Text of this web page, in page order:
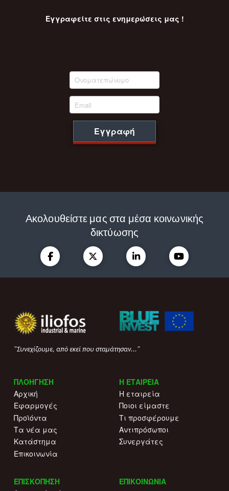
Εγγραφείτε στις ενημερώσεις μας !
Εγγραφή
Ακολουθείστε μας στα μέσα κοινωνικής
δικτύωσης
"Συνεχίζουμε, από εκεί που σταμάτησαν..."
ΠΛΟΗΓΗΣΗ
Αρχική
Εφαρμογές
Προϊόντα
Τα νέα μας
Κατάστημα
Επικοινωνία
Η ΕΤΑΙΡΕΙΑ
Η εταιρεία
Ποιοι είμαστε
Τι προσφέρουμε
Αντιπρόσωποι
Συνεργάτες
ΕΠΙΣΚΟΠΗΣΗ
ΕΠΙΚΟΙΝΩΝΙΑ